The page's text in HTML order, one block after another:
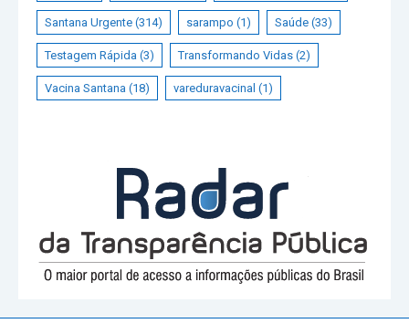
Santana Urgente (314) sarampo (1) Saúde (33)
Testagem Rápida (3) Transformando Vidas (2)
Vacina Santana (18) vareduravacinal (1)